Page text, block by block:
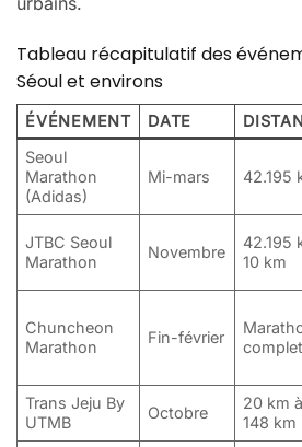
Tableau récapitulatif des
Séoul et environs
ÉVÉNEMENT DATE
Seoul
Marathon
(Adidas)
Mi-mars 42.195
JTBC Seoul
Marathon
Novembre
42.195
10 km
Chuncheon
Marathon
Fin-février
complet
Trans Jeju By
UTMB
Octobre
20 km à
148 km